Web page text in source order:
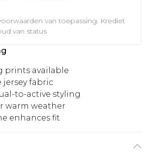
van toepassing. Krediet
van status
prints available
fabric
to-active styling
warm weather
enhances fit